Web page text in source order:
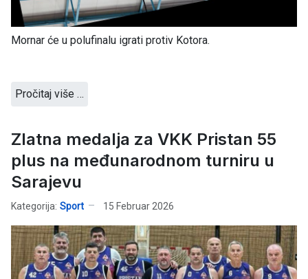
Mornar će u polufinalu igrati protiv Kotora.
Pročitaj više …
Zlatna medalja za VKK Pristan 55
plus na međunarodnom turniru u
Sarajevu
Kategorija: Sport 15 Februar 2026